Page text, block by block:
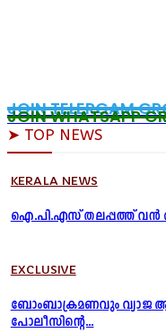
JOIN TELERGAM
JOIN WHATSAPP
➤ TOP NEWS
KERALA NEWS
ഐ.പി.എസ് തലപ്പത്ത് വൻ
EXCLUSIVE
ബോംബാക്രമണവും വ്യാജ
പോലീസിന്റെ...